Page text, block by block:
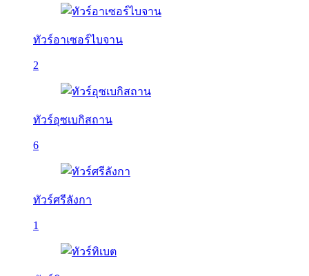
ทัวร์อาเซอร์ไบจาน
2
ทัวร์อุซเบกิสถาน
6
ทัวร์ศรีลังกา
1